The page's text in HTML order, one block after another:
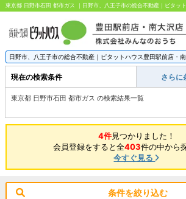
日野市、八王子市の総合不動産｜ピタットハウス豊田駅前店・
現在の検索条件 さらに
東京都 日野市石田 都市ガス の検索結果一覧
4件見つかりました！
会員登録をすると全403件の中から
今すぐ見る
条件を絞り込む